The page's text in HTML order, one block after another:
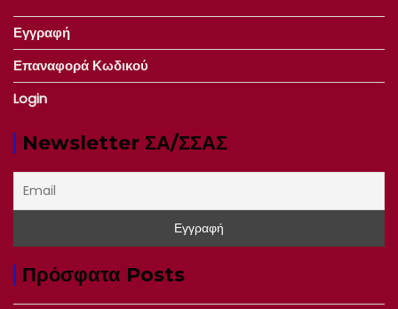
Εγγραφή
Επαναφορά Κωδικού
Login
Newsletter ΣΑ/ΣΣΑΣ
Πρόσφατα Posts